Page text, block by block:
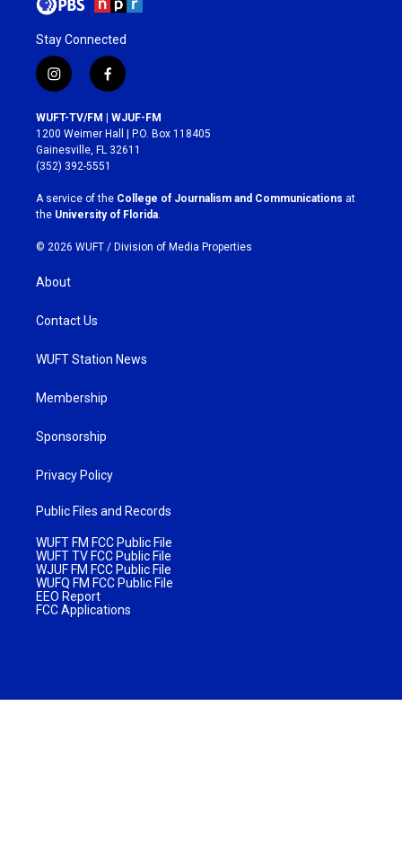
Stay Connected
i
n
s
t
a
g
r
a
m
f
a
c
e
b
o
k
WUFT-TV/FM | WJUF-FM
1200 Weimer Hall | P.O. Box 118405
Gainesville, FL 32611
(352) 392-5551
A service of the College of Journalism and Communications at
the University of Florida.
© 2026 WUFT / Division of Media Properties
About
Contact Us
WUFT Station News
Membership
Sponsorship
Privacy Policy
Public Files and Records
WUFT FM FCC Public File
WUFT TV FCC Public File
WJUF FM FCC Public File
WUFQ FM FCC Public File
EEO Report
FCC Applications